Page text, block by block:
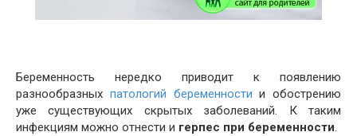
Беременность нередко приводит к появлению
разнообразных патологий беременности и обострению
уже существующих скрытых заболеваний. К таким
инфекциям можно отнести и герпес при беременности.